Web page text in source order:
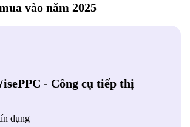
vào năm 2025
- Công cụ tiếp thị
dụng